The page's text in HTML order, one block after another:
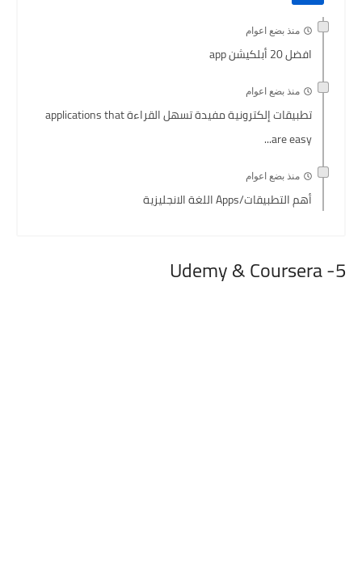
منذ بضع اعوام
افضل 20 أبلكيشن app
منذ بضع اعوام
تطبيقات إلكترونية مفيدة تسهل القراءة applications that
are easy...
منذ بضع اعوام
أهم التطبيقات/Apps اللغة الانجليزية
5- Udemy & Coursera